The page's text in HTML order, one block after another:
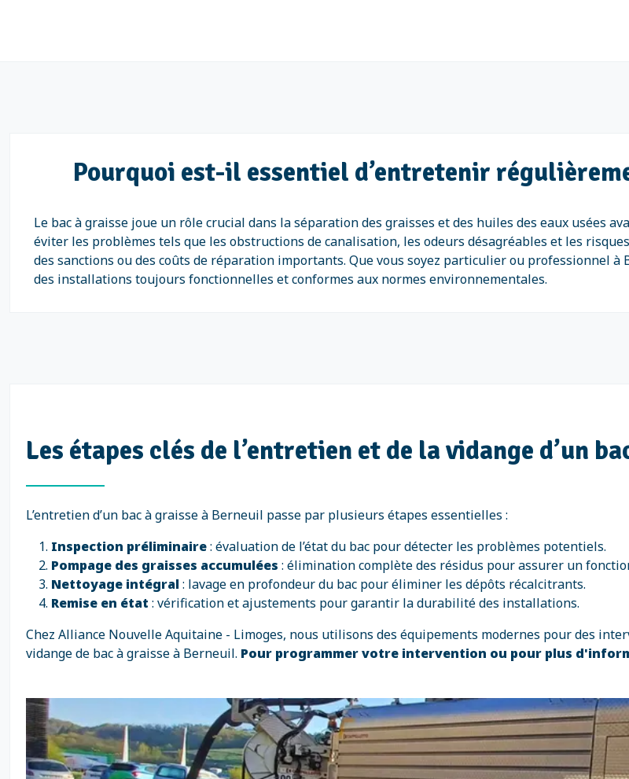
Pourquoi est-il essentiel d’entretenir
Le bac à graisse joue un rôle crucial dans la séparation des graisses et des huiles des eaux usées
éviter les problèmes tels que les obstructions de canalisation, les odeurs désagréables et les
des sanctions ou des coûts de réparation importants. Que vous soyez particulier ou professionnel
des installations toujours fonctionnelles et conformes aux normes environnementales.
Les étapes clés de l’entretien et de la vidange d’un
L’entretien d’un bac à graisse à Berneuil passe par plusieurs étapes essentielles :
Inspection préliminaire: évaluation de l’état du bac pour détecter les problèmes potentiels.
Pompage des graisses accumulées : élimination complète des résidus pour assurer un
Nettoyage intégral: lavage en profondeur du bac pour éliminer les dépôts récalcitrants.
Remise en état : vérification et ajustements pour garantir la durabilité des installations.
Chez Alliance Nouvelle Aquitaine - Limoges, nous utilisons des équipements modernes pour des
vidange de bac à graisse à Berneuil. Pour programmer votre intervention ou pour plus